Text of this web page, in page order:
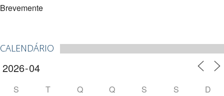
Brevemente
CALENDÁRIO
S T Q Q S S D